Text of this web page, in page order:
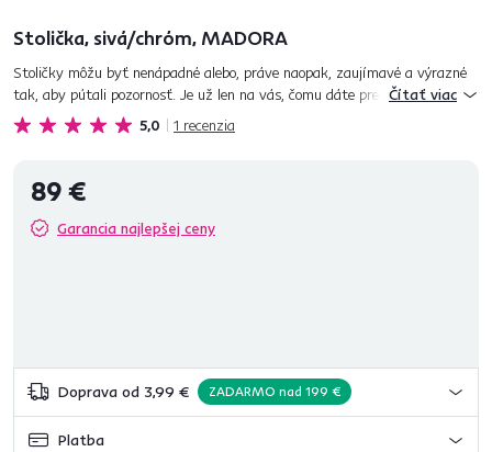
Stolička, sivá/chróm, MADORA
5,0 1 recenzia
Stoličky môžu byť nenápadné alebo, práve naopak, zaujímavé a výrazné
tak, aby pútali pozornosť. Je už len na vás, čomu dáte prednosť.
Nenápadná a elegantná je aj jedálenská stolička MADORA, ktorá je v...
Čítať viac
89 €
Garancia najlepšej ceny
Doprava od 3,99 € ZADARMO nad 199 €
Platba